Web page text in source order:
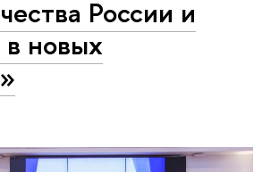
России и
новых